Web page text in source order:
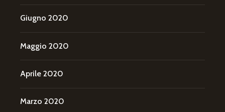
Giugno 2020
Maggio 2020
Aprile 2020
Marzo 2020